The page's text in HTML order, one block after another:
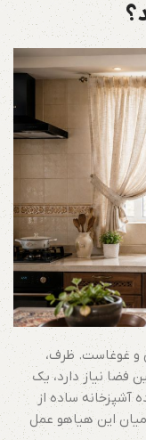
و غوغاست. ظرف،
فضا نیاز دارد، یک
آشپزخانه ساده از
این هیاهو عمل